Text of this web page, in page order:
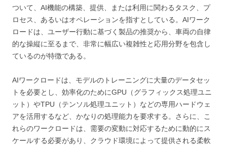
ついて、AI機能の構築、提供、または利用に関わるタスク、プ
ロセス、あるいはオペレーションを指すとしている。AIワーク
ロードは、ユーザー行動に基づく製品の推奨から、車両の自律
的な操縦に至るまで、非常に幅広い複雑性と応用分野を包含し
ているのが特徴である。
AIワークロードは、モデルのトレーニングに大量のデータセッ
トを必要とし、効率化のためにGPU（グラフィックス処理ユニ
ット）やTPU（テンソル処理ユニット）などの専用ハードウェ
アを活用するなど、かなりの処理能力を要求する。さらに、こ
れらのワークロードは、需要の変動に対応するために動的にス
ケールする必要があり、クラウド環境によって提供される柔軟